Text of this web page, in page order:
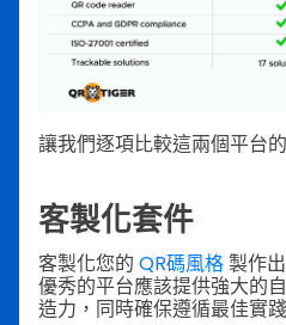
讓我們逐項比較這兩個平台
客製化套件
客製化您的 QR碼風格製作
優秀的平台應該提供強大的
造力，同時確保遵循最佳實